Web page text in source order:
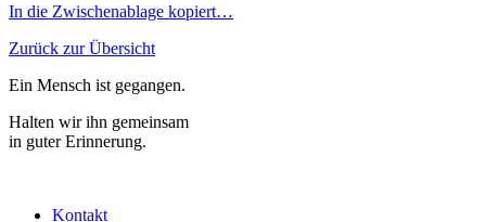
In die Zwischenablage kopiert…
Zurück zur Übersicht
Ein Mensch ist gegangen.
Halten wir ihn gemeinsam
in guter Erinnerung.
Kontakt